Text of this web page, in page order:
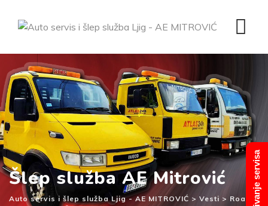
Šlep služba AE Mitrović
Auto servis i šlep služba Ljig - AE MITROVIĆ > Vesti > Road